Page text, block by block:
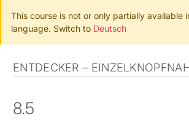
This course is not or only partially available
language. Switch to Deutsch
ENTDECKER –
8.5